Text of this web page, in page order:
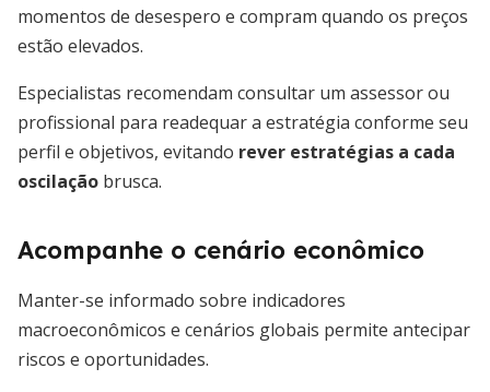
momentos de desespero e compram quando os preços
estão elevados.
Especialistas recomendam consultar um assessor ou
profissional para readequar a estratégia conforme seu
perfil e objetivos, evitando rever estratégias a cada
oscilação brusca.
Acompanhe o cenário econômico
Manter-se informado sobre indicadores
macroeconômicos e cenários globais permite antecipar
riscos e oportunidades.